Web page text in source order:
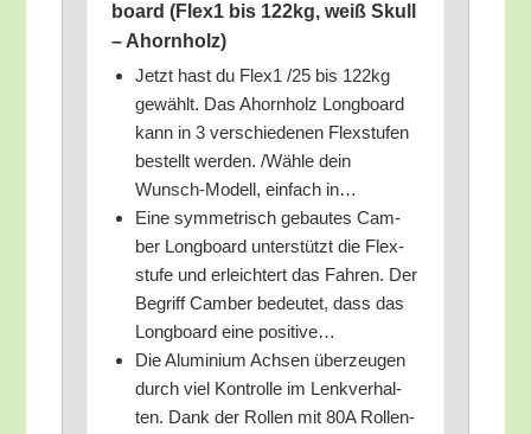
board (Flex1 bis 122kg, weiß Skull
– Ahornholz)
Jetzt hast du Flex1 /​25 bis 122kg
gewählt. Das Ahorn­holz Long­board
kann in 3 ver­schie­de­nen Flex­stu­fen
bestellt wer­den. /​Wäh­le dein
Wunsch-Modell, ein­fach in…
Eine sym­me­trisch gebau­tes Cam­
ber Long­board unter­stützt die Flex­
stu­fe und erleich­tert das Fah­ren. Der
Begriff Cam­ber bedeu­tet, dass das
Long­board eine positive…
Die Alu­mi­ni­um Ach­sen über­zeu­gen
durch viel Kon­trol­le im Lenk­ver­hal­
ten. Dank der Rol­len mit 80A Rol­len­